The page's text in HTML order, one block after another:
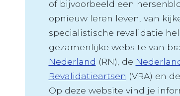
of bijvoorbeeld een
opnieuw leren leven, van
specialistische revalidatie
gezamenlijke website van
Nederland (RN), de
Revalidatieartsen (VRA) en de
Op deze website vind je